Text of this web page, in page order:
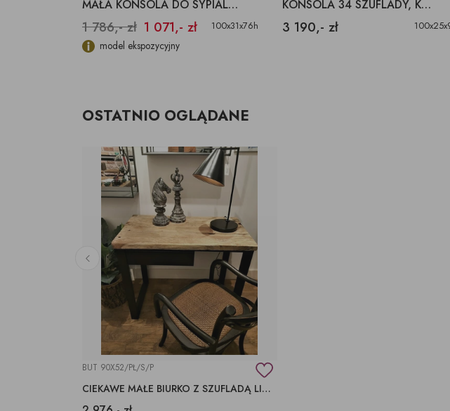
MAŁA KONSOLA DO SYPIALNI
1 786,- zł 1 071,- zł 100x31x76h
model ekspozycyjny
KONSOLA 34 SZUFLADY, KONSOLKA Z DZRWIAMI, MAŁE MEBLE
3 190,- zł
OSTATNIO OGLĄDANE
BUT 90X52/PŁ/S/P
CIEKAWE MAŁE BIURKO Z SZUFLADĄ LITE DREWNO